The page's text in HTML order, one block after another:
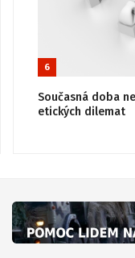
6
Současná doba
etických dilemat